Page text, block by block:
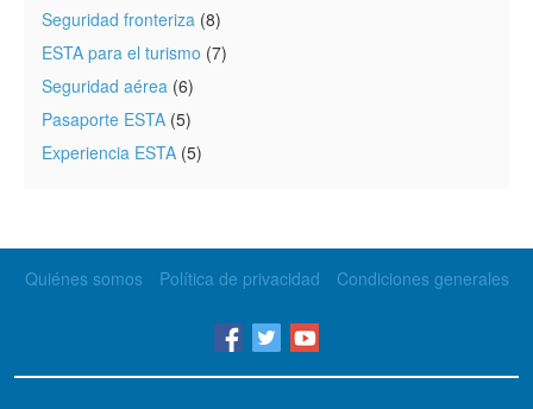
Seguridad fronteriza (8)
ESTA para el turismo (7)
Seguridad aérea (6)
Pasaporte ESTA (5)
Experiencia ESTA (5)
Quiénes somos Política de privacidad Condiciones generales